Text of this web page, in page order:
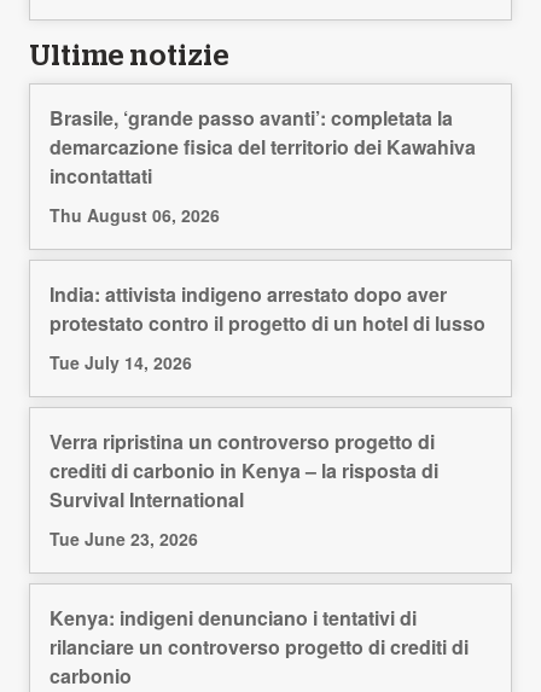
Ultime notizie
Brasile, ‘grande passo avanti’: completata la
demarcazione fisica del territorio dei Kawahiva
incontattati
Thu August 06, 2026
India: attivista indigeno arrestato dopo aver
protestato contro il progetto di un hotel di lusso
Tue July 14, 2026
Verra ripristina un controverso progetto di
crediti di carbonio in Kenya – la risposta di
Survival International
Tue June 23, 2026
Kenya: indigeni denunciano i tentativi di
rilanciare un controverso progetto di crediti di
carbonio